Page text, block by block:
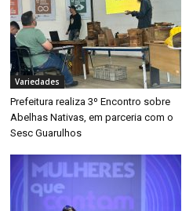
Variedades
Prefeitura realiza 3º Encontro sobre
Abelhas Nativas, em parceria com o
Sesc Guarulhos